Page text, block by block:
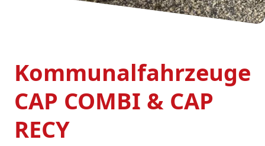
Kommunalfahrzeuge
CAP COMBI & CAP
RECY